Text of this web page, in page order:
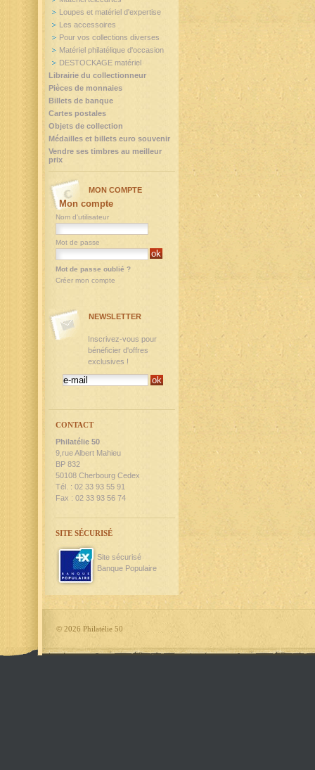
Loupes et matériel d'expertise
Les accessoires
Pour vos collections diverses
Matériel philatélique d'occasion
DESTOCKAGE matériel
Librairie du collectionneur
Pièces de monnaies
Billets de banque
Cartes postales
Objets de collection
Médailles et billets euro souvenir
Vendre ses timbres au meilleur
prix
MON COMPTE
Mon compte
Nom d'utilisateur
Mot de passe
Mot de passe oublié ?
Créer mon compte
NEWSLETTER
Inscrivez-vous pour
bénéficier d'offres
exclusives !
CONTACT
Philatélie 50
9,rue Albert Mahieu
BP 832
50108 Cherbourg Cedex
Tél. : 02 33 93 55 91
Fax : 02 33 93 56 74
SITE SÉCURISÉ
Site sécurisé
Banque Populaire
© 2026 Philatélie 50